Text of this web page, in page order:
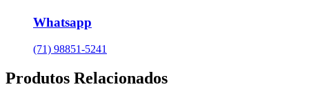
Whatsapp
(71) 98851-5241
Produtos Relacionados